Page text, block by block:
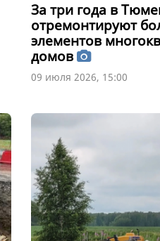
За три года в
отремонтируют
элементов
домов
09 июля 2026, 15:00